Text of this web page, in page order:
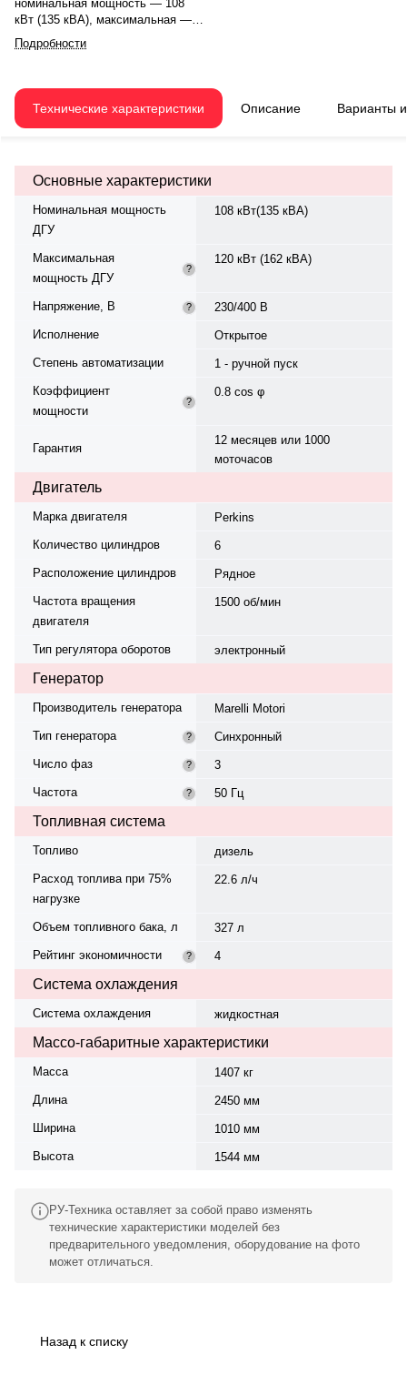
номинальная мощность — 108
кВт (135 кВА), максимальная —
120 кВт (162 кВА). Двигатель
Perkins, 6-цилиндровый, рядный,
вращения — 1500 об/мин.
Генератор синхронный,
Marelli Motori. Расход топлива
при 100% нагрузке — 22,6 л/ч.
автономной работы при 75%
мощности — 14,5 ч. Вес — 1407
Производство: Великобритания,
гарантия — 12 месяцев или 1000
Подробности
Технические характеристики Описание Варианты
Основные характеристики
Номинальная мощность
ДГУ
108 кВт(135 кВА)
Максимальная
мощность ДГУ
?
120 кВт (162 кВА)
Напряжение, В ?
230/400 В
Исполнение
Открытое
Степень автоматизации
1 - ручной пуск
Коэффициент
мощности
?
0.8 cos φ
Гарантия
12 месяцев или 1000
моточасов
Двигатель
Марка двигателя
Perkins
Количество цилиндров
6
Расположение цилиндров
Рядное
Частота вращения
двигателя
1500 об/мин
Тип регулятора оборотов электронный
Генератор
Производитель генератора
Marelli Motori
Тип генератора
?
Синхронный
Число фаз
?
3
Частота
? 50 Гц
Топливная система
Топливо
дизель
Расход топлива при 75%
нагрузке
22.6 л/ч
Объем топливного бака, л
327 л
Рейтинг экономичности
? 4
Система охлаждения
Система охлаждения жидкостная
Массо-габаритные характеристики
Масса
1407 кг
Длина
2450 мм
Ширина
1010 мм
Высота
1544 мм
РУ-Техника оставляет за собой право изменять
технические характеристики моделей без
предварительного уведомления, оборудование на фото
может отличаться.
Назад к списку